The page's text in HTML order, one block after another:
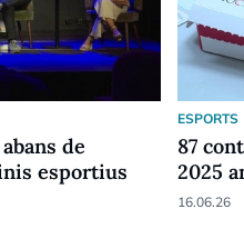
de
esportius
ESPORTS
87
2025
16.06.26